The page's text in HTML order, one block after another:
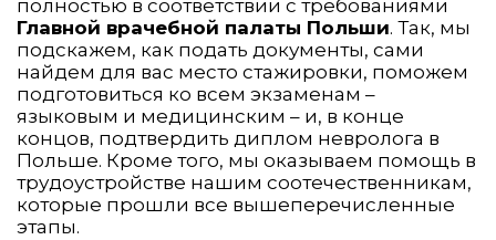
полностью в соответствии с требованиями
Главной врачебной палаты Польши. Так, мы
подскажем, как подать документы, сами
найдем для вас место стажировки, поможем
подготовиться ко всем экзаменам –
языковым и медицинским – и, в конце
концов, подтвердить диплом невролога в
Польше. Кроме того, мы оказываем помощь в
трудоустройстве нашим соотечественникам,
которые прошли все вышеперечисленные
этапы.